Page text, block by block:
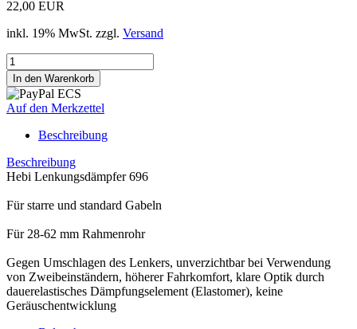
22,00 EUR
inkl. 19% MwSt. zzgl. Versand
Auf den Merkzettel
Beschreibung
Beschreibung
Hebi Lenkungsdämpfer 696
Für starre und standard Gabeln
Für 28-62 mm Rahmenrohr
Gegen Umschlagen des Lenkers, unverzichtbar bei Verwendung
von Zweibeinständern, höherer Fahrkomfort, klare Optik durch
dauerelastisches Dämpfungselement (Elastomer), keine
Geräuschentwicklung